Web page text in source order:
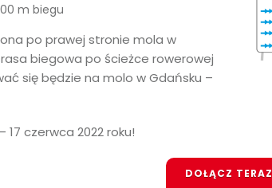
m biegu
po prawej stronie mola w
biegowa po ścieżce rowerowej
się będzie na molo w Gdańsku –
czerwca 2022 roku!
DOŁĄCZ TERAZ